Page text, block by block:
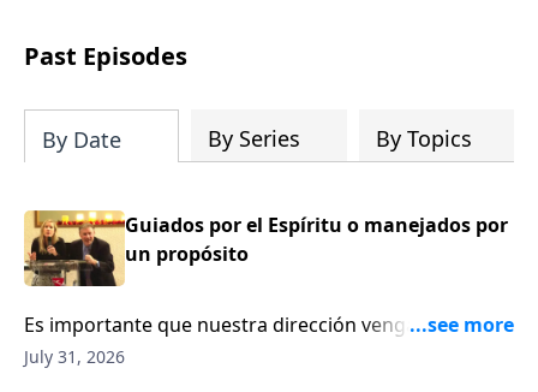
Past Episodes
By Date By Series By Topics
Guiados por el Espíritu o manejados por
un propósito
Es importante que nuestra dirección venga
primeramente del Espíritu Santo y Él será el que nos
July 31, 2026